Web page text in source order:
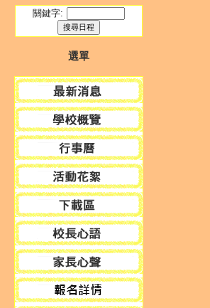
關鍵字:
選單